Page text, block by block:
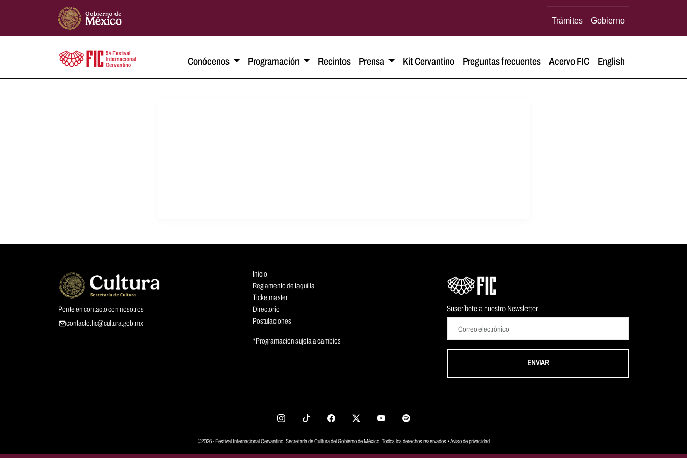
Trámites Gobierno
Conócenos Programación Recintos Prensa Kit Cervantino Preguntas frecuentes Acervo FIC English
Ponte en contacto con nosotros
contacto.fic@cultura.gob.mx
Inicio
Reglamento de taquilla
Ticketmaster
Directorio
Postulaciones
*Programación sujeta a cambios
Suscríbete a nuestro Newsletter
ENVIAR
©2026 - Festival Internacional Cervantino. Secretaría de Cultura del Gobierno de México. Todos los derechos reservados •Aviso de privacidad